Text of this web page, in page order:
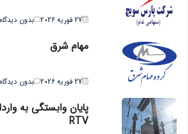
27 فوریه 2026 بدون دیدگاه
مهام شرق
27 فوریه 2026 بدون دیدگاه
پایان وابستگی به
RTV